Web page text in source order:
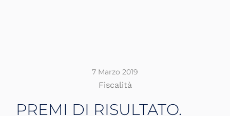
7 Marzo 2019
Fiscalità
PREMI DI RISULTATO.